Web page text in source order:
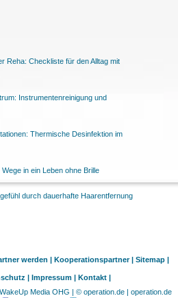
Reha: Checkliste für den Alltag mit
Instrumentenreinigung und
Thermische Desinfektion im
in ein Leben ohne Brille
durch dauerhafte Haarentfernung
werden | Kooperationspartner | Sitemap |
| Impressum | Kontakt |
Media OHG | © operation.de | operation.de